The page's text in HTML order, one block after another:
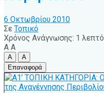
6 Οκτωβρίου 2010
Σε Τοπικό
Χρόνος Ανάγνωσης: 1 λεπτό
A A
A
A
Επαναφορά